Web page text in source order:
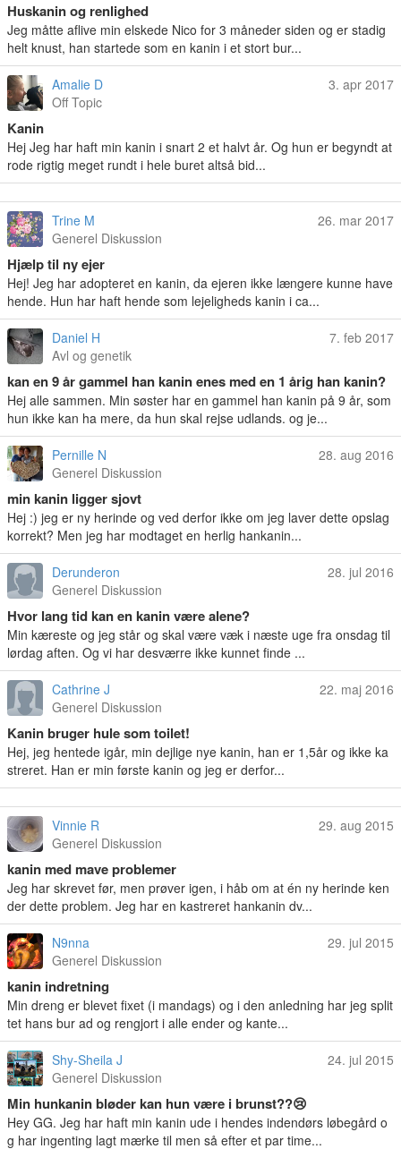
Huskanin og renlighed
Jeg måtte aflive min elskede Nico for 3 måneder siden og er stadig
helt knust, han startede som en kanin i et stort bur...
Amalie D
Off Topic
3. apr 2017
Kanin
Hej Jeg har haft min kanin i snart 2 et halvt år. Og hun er begyndt at
rode rigtig meget rundt i hele buret altså bid...
Trine M
Generel Diskussion
26. mar 2017
Hjælp til ny ejer
Hej! Jeg har adopteret en kanin, da ejeren ikke længere kunne have
hende. Hun har haft hende som lejeligheds kanin i ca...
Daniel H
Avl og genetik
7. feb 2017
kan en 9 år gammel han kanin enes med en 1 årig han kanin?
Hej alle sammen. Min søster har en gammel han kanin på 9 år, som
hun ikke kan ha mere, da hun skal rejse udlands. og je...
Pernille N
Generel Diskussion
28. aug 2016
min kanin ligger sjovt
Hej :) jeg er ny herinde og ved derfor ikke om jeg laver dette opslag
korrekt? Men jeg har modtaget en herlig hankanin...
Derunderon
Generel Diskussion
28. jul 2016
Hvor lang tid kan en kanin være alene?
Min kæreste og jeg står og skal være væk i næste uge fra onsdag til
lørdag aften. Og vi har desværre ikke kunnet finde ...
Cathrine J
Generel Diskussion
22. maj 2016
Kanin bruger hule som toilet!
Hej, jeg hentede igår, min dejlige nye kanin, han er 1,5år og ikke ka
streret. Han er min første kanin og jeg er derfor...
Vinnie R
Generel Diskussion
29. aug 2015
kanin med mave problemer
Jeg har skrevet før, men prøver igen, i håb om at én ny herinde ken
der dette problem. Jeg har en kastreret hankanin dv...
N9nna
Generel Diskussion
29. jul 2015
kanin indretning
Min dreng er blevet fixet (i mandags) og i den anledning har jeg split
tet hans bur ad og rengjort i alle ender og kante...
Shy-Sheila J
Generel Diskussion
24. jul 2015
Min hunkanin bløder kan hun være i brunst??😢
Hey GG. Jeg har haft min kanin ude i hendes indendørs løbegård o
g har ingenting lagt mærke til men så efter et par time...